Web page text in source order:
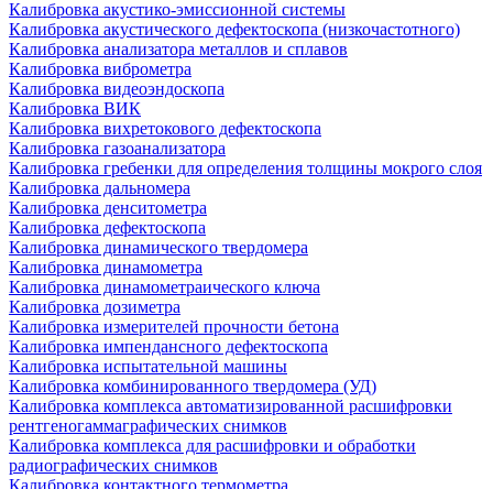
Калибровка акустико-эмиссионной системы
Калибровка акустического дефектоскопа (низкочастотного)
Калибровка анализатора металлов и сплавов
Калибровка виброметра
Калибровка видеоэндоскопа
Калибровка ВИК
Калибровка вихретокового дефектоскопа
Калибровка газоанализатора
Калибровка гребенки для определения толщины мокрого слоя
Калибровка дальномера
Калибровка денситометра
Калибровка дефектоскопа
Калибровка динамического твердомера
Калибровка динамометра
Калибровка динамометраического ключа
Калибровка дозиметра
Калибровка измерителей прочности бетона
Калибровка импендансного дефектоскопа
Калибровка испытательной машины
Калибровка комбинированного твердомера (УД)
Калибровка комплекса автоматизированной расшифровки
рентгеногаммаграфических снимков
Калибровка комплекса для расшифровки и обработки
радиографических снимков
Калибровка контактного термометра